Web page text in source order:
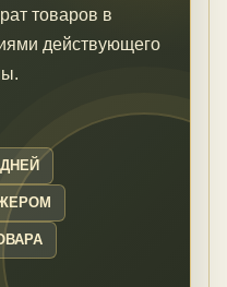
товаров в
действующего